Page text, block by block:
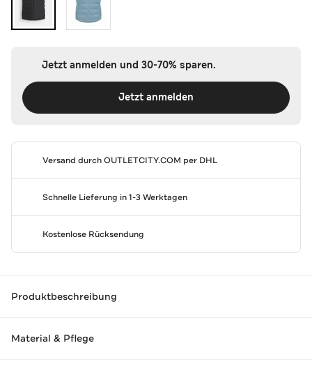
Jetzt anmelden und 30-70% sparen.
Jetzt anmelden
Versand durchOUTLETCITY.COM per DHL
Schnelle Lieferung in 1-3 Werktagen
Kostenlose Rücksendung
Produktbeschreibung
Material & Pflege